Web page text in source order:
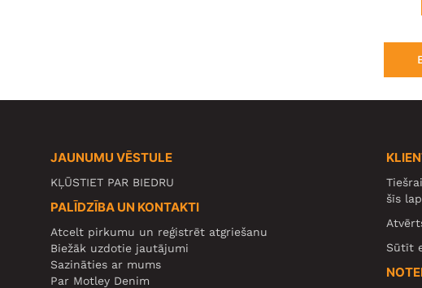
JAUNUMU VĒSTULE
KĻŪSTIET PAR BIEDRU
PALĪDZĪBA UN KONTAKTI
Atcelt pirkumu un reģistrēt atgriešanu
Biežāk uzdotie jautājumi
Sazināties ar mums
Par Motley Denim
šīs
Sūtīt